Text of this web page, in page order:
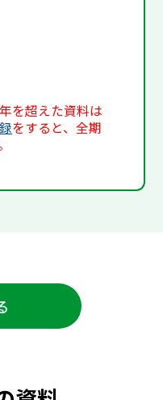
を超えた資料は
をすると、全期